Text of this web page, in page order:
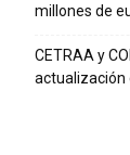
millones de
CETRAA y
actualización